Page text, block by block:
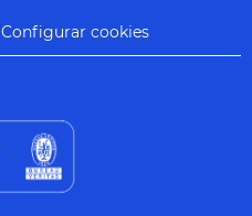
Configurar cookies